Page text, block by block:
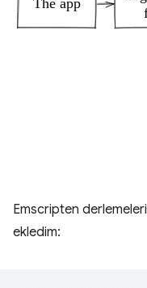
Emscripten
ekledim: